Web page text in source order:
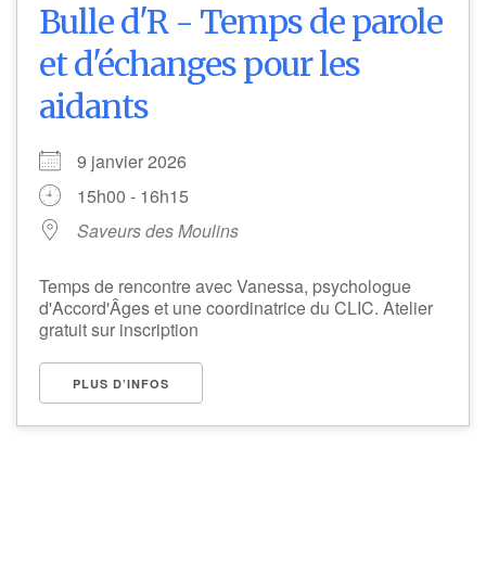
Bulle d'R - Temps de parole
et d'échanges pour les
aidants
9 janvier 2026
15h00 - 16h15
Saveurs des Moulins
Temps de rencontre avec Vanessa, psychologue
d'Accord'Âges et une coordinatrice du CLIC. Atelier
gratuit sur inscription
PLUS D’INFOS